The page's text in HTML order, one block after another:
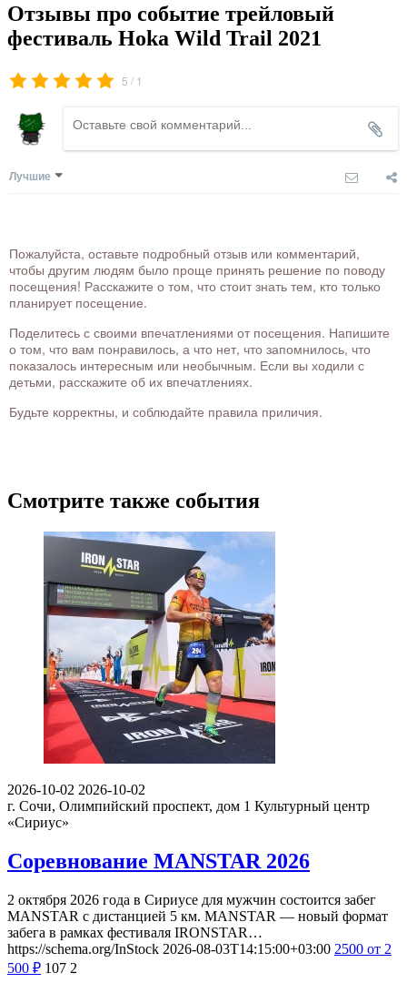
Отзывы про событие трейловый
фестиваль Hoka Wild Trail 2021
5 / 1
Лучшие
Пожалуйста, оставьте подробный отзыв или комментарий,
чтобы другим людям было проще принять решение по поводу
посещения! Расскажите о том, что стоит знать тем, кто только
планирует посещение.
Поделитесь с своими впечатлениями от посещения. Напишите
о том, что вам понравилось, а что нет, что запомнилось, что
показалось интересным или необычным. Если вы ходили с
детьми, расскажите об их впечатлениях.
Будьте корректны, и соблюдайте правила приличия.
Смотрите также события
2026-10-02 2026-10-02
г. Сочи, Олимпийский проспект, дом 1 Культурный центр
«Сириус»
Соревнование MANSTAR 2026
2 октября 2026 года в Сириусе для мужчин состоится забег
MANSTAR с дистанцией 5 км. MANSTAR — новый формат
забега в рамках фестиваля IRONSTAR…
https://schema.org/InStock 2026-08-03T14:15:00+03:00 2500 от 2
500 ₽ 107 2